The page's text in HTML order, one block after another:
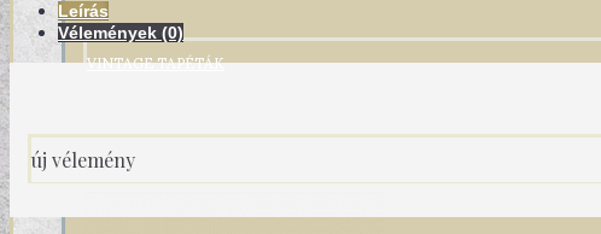
VINTAGE TAPÉTÁK
Leírás
Vélemények (0)
új vélemény